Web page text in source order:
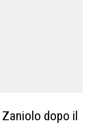
Zaniolo dopo il